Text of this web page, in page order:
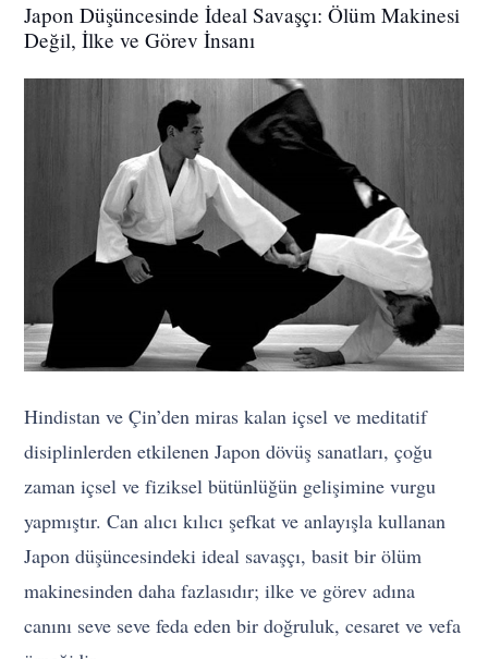
Japon Düşüncesinde İdeal Savaşçı: Ölüm Makinesi
Değil, İlke ve Görev İnsanı
Hindistan ve Çin’den miras kalan içsel ve meditatif
disiplinlerden etkilenen Japon dövüş sanatları, çoğu
zaman içsel ve fiziksel bütünlüğün gelişimine vurgu
yapmıştır. Can alıcı kılıcı şefkat ve anlayışla kullanan
Japon düşüncesindeki ideal savaşçı, basit bir ölüm
makinesinden daha fazlasıdır; ilke ve görev adına
canını seve seve feda eden bir doğruluk, cesaret ve vefa